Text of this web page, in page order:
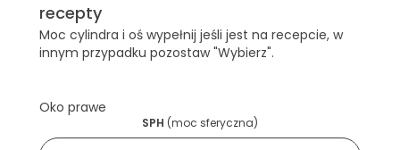
recepty
Moc cylindra i oś wypełnij jeśli jest na recepcie, w
innym przypadku pozostaw "Wybierz".
Oko prawe
SPH (moc sferyczna)